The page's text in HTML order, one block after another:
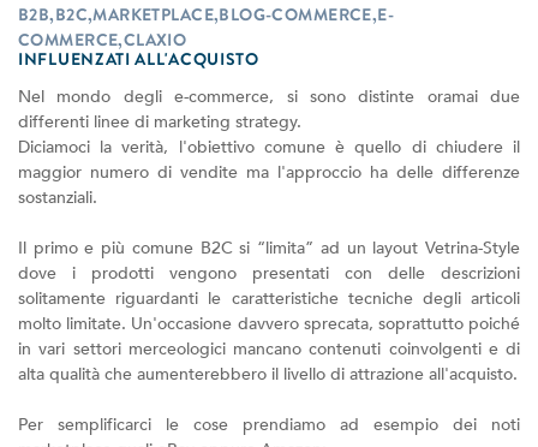
B2B,B2C,MARKETPLACE,BLOG-COMMERCE,E-
COMMERCE,CLAXIO
INFLUENZATI ALL'ACQUISTO
Nel mondo degli e-commerce, si sono distinte oramai due
differenti linee di marketing strategy.
Diciamoci la verità, l'obiettivo comune è quello di chiudere il
maggior numero di vendite ma l'approccio ha delle differenze
sostanziali.
Il primo e più comune B2C si “limita” ad un layout Vetrina-Style
dove i prodotti vengono presentati con delle descrizioni
solitamente riguardanti le caratteristiche tecniche degli articoli
molto limitate. Un'occasione davvero sprecata, soprattutto poiché
in vari settori merceologici mancano contenuti coinvolgenti e di
alta qualità che aumenterebbero il livello di attrazione all'acquisto.
Per semplificarci le cose prendiamo ad esempio dei noti